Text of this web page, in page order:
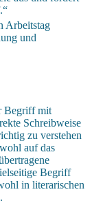
Arbeitstag
und
Begriff mit
Schreibweise
zu verstehen
auf das
Begriff
in literarischen